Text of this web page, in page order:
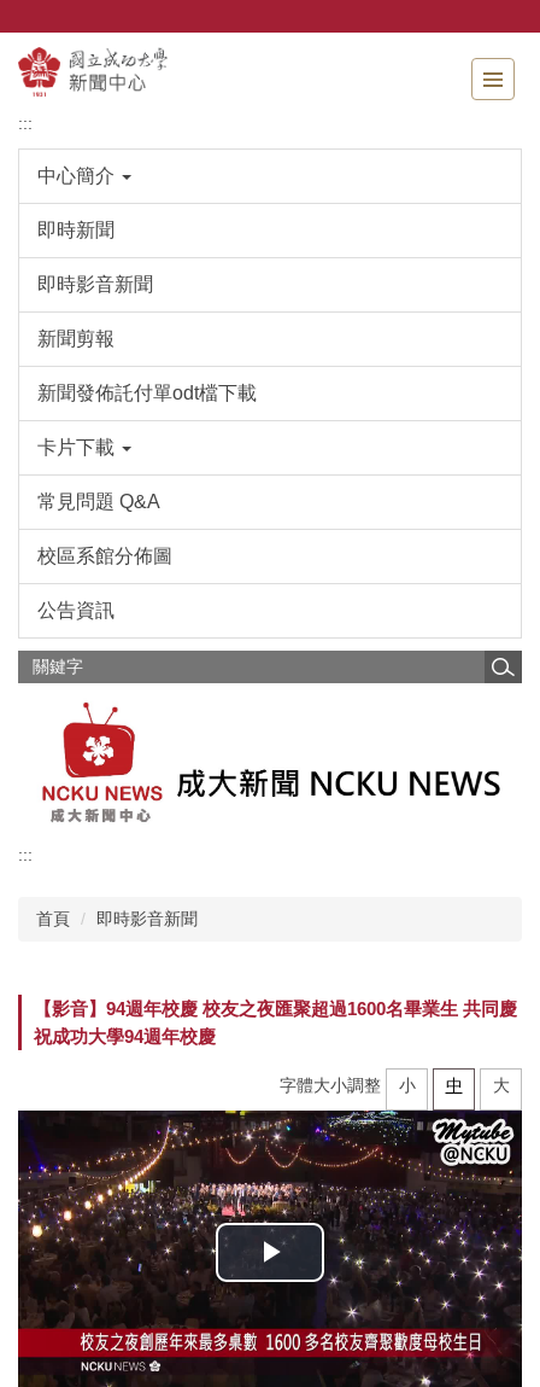
主
要
內
:::
中心簡介
即時新聞
即時影音新聞
新聞剪報
新聞發佈託付單odt檔下載
卡片下載
常見問題 Q&A
校區系館分佈圖
公告資訊
:::
首頁 即時影音新聞
【影音】94週年校慶 校友之夜匯聚超過1600名畢業生 共同慶
祝成功大學94週年校慶
字體大小調整 小 中 大